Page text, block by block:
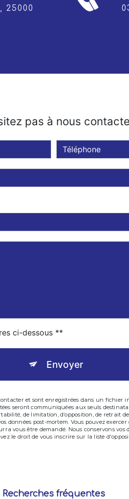
pas à nous
ci-dessous **
Envoyer
et sont enregistrées dans un fichier
seront communiquées aux seuls
de limitation, d’opposition, de
données post-mortem. Vous pouvez
vous être demandé. Nous conservons
le droit de vous inscrire sur la liste
Recherches fréquentes